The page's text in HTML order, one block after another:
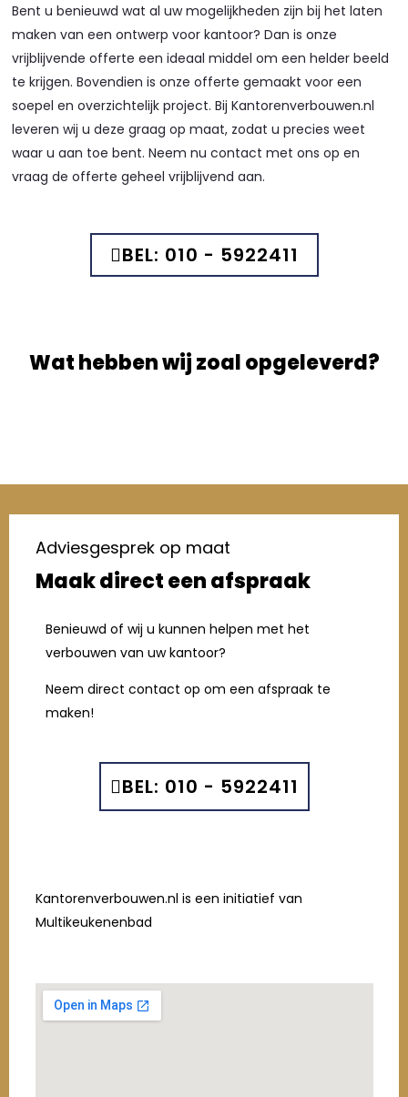
Bent u benieuwd wat al uw mogelijkheden zijn bij het laten
maken van een ontwerp voor kantoor? Dan is onze
vrijblijvende offerte een ideaal middel om een helder beeld
te krijgen. Bovendien is onze offerte gemaakt voor een
soepel en overzichtelijk project. Bij Kantorenverbouwen.nl
leveren wij u deze graag op maat, zodat u precies weet
waar u aan toe bent. Neem nu contact met ons op en
vraag de offerte geheel vrijblijvend aan.
BEL: 010 - 5922411
Wat hebben wij zoal opgeleverd?
Adviesgesprek op maat
Maak direct een afspraak
Benieuwd of wij u kunnen helpen met het
verbouwen van uw kantoor?
Neem direct contact op om een afspraak te
maken!
BEL: 010 - 5922411
Kantorenverbouwen.nl is een initiatief van
Multikeukenenbad